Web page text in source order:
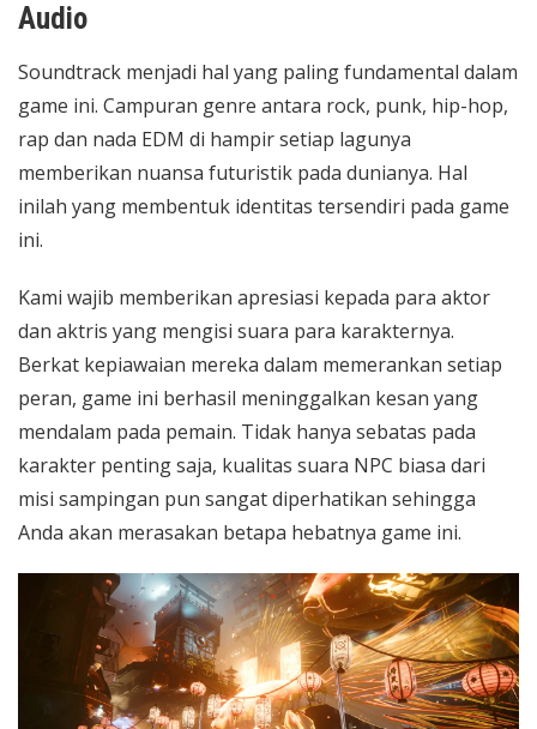
Audio
Soundtrack menjadi hal yang paling fundamental dalam
game ini. Campuran genre antara rock, punk, hip-hop,
rap dan nada EDM di hampir setiap lagunya
memberikan nuansa futuristik pada dunianya. Hal
inilah yang membentuk identitas tersendiri pada game
ini.
Kami wajib memberikan apresiasi kepada para aktor
dan aktris yang mengisi suara para karakternya.
Berkat kepiawaian mereka dalam memerankan setiap
peran, game ini berhasil meninggalkan kesan yang
mendalam pada pemain. Tidak hanya sebatas pada
karakter penting saja, kualitas suara NPC biasa dari
misi sampingan pun sangat diperhatikan sehingga
Anda akan merasakan betapa hebatnya game ini.